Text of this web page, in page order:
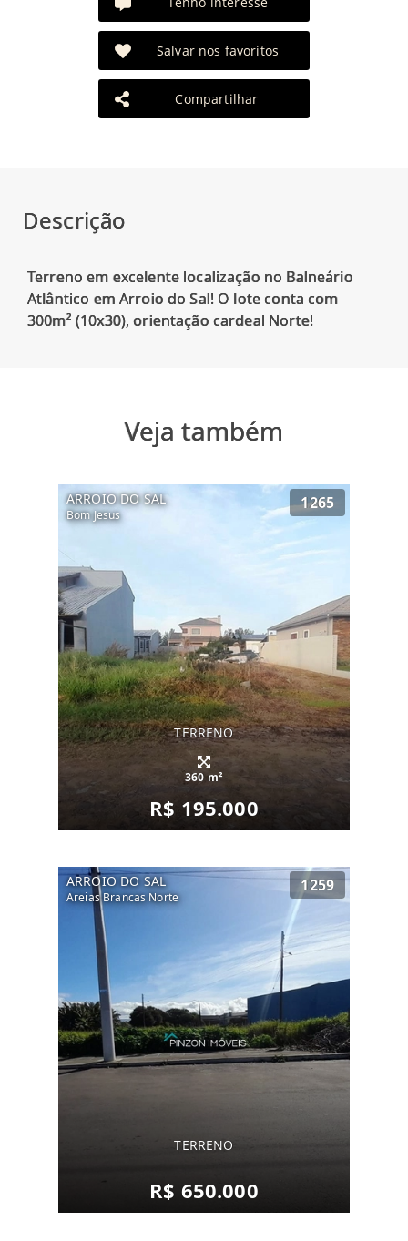
Salvar nos favoritos
Compartilhar
Descrição
Terreno em excelente localização no Balneário
Atlântico em Arroio do Sal! O lote conta com
Veja também
ARROIO DO SAL
Bom Jesus
1265
TERRENO
360 m²
R$ 195.000
ARROIO DO SAL
Areias Brancas Norte
1259
TERRENO
R$ 650.000